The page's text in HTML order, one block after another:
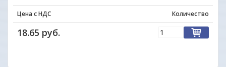
Цена с НДС Количество
18.65 руб.